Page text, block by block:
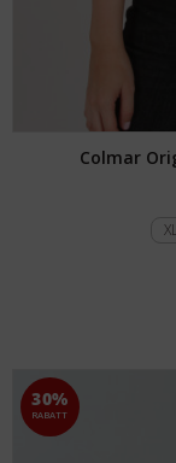
Colmar
30%
RABATT